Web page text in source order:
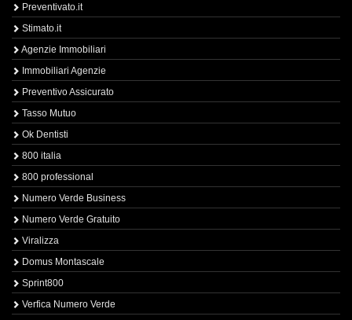
Preventivato.it
Stimato.it
Agenzie Immobiliari
Immobiliari Agenzie
Preventivo Assicurato
Tasso Mutuo
Ok Dentisti
800 italia
800 professional
Numero Verde Business
Numero Verde Gratuito
Viralizza
Domus Montascale
Sprint800
Verfica Numero Verde